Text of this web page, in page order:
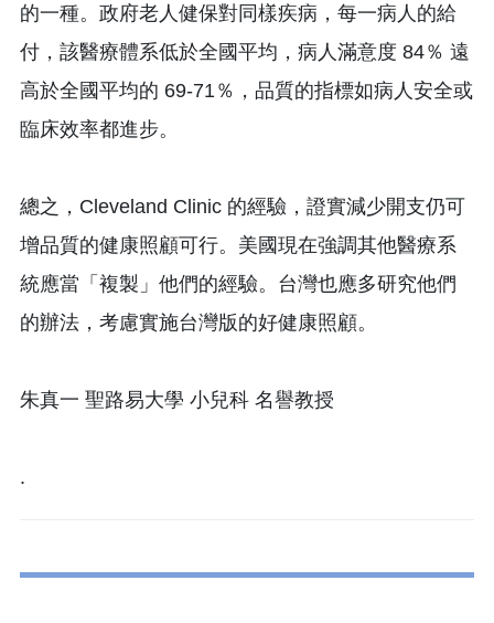
的一種。政府老人健保對同樣疾病，每一病人的給
付，該醫療體系低於全國平均，病人滿意度 84％ 遠
高於全國平均的 69-71％，品質的指標如病人安全或
臨床效率都進步。
總之，Cleveland Clinic 的經驗，證實減少開支仍可
增品質的健康照顧可行。美國現在強調其他醫療系
統應當「複製」他們的經驗。台灣也應多研究他們
的辦法，考慮實施台灣版的好健康照顧。
朱真一 聖路易大學 小兒科 名譽教授
.